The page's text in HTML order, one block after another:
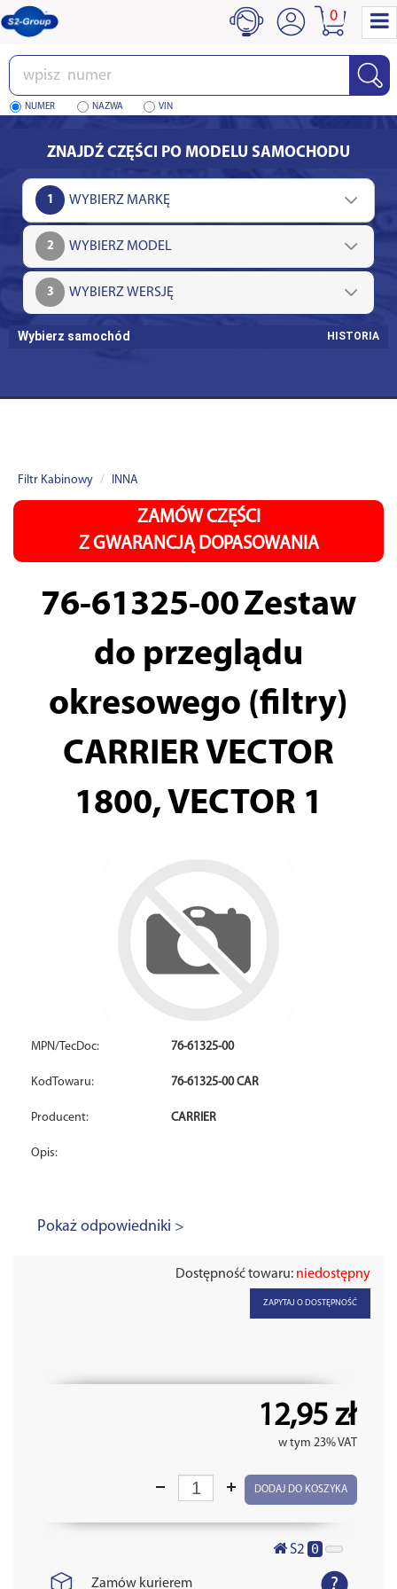
Wpisz
numer
NUMER NAZWA VIN
0
ZNAJDŹ CZĘŚCI PO MODELU SAMOCHODU
1
2
3
Wybierz samochód HISTORIA
Filtr Kabinowy INNA
ZAMÓW CZĘŚCI
Z GWARANCJĄ DOPASOWANIA
76-61325-00Zestaw
do przeglądu
okresowego (filtry)
CARRIER VECTOR
1800, VECTOR 1
MPN/TecDoc: 76-61325-00
KodTowaru: 76-61325-00 CAR
Producent: CARRIER
Opis:
Pokaż odpowiedniki >
Dostępność towaru: niedostępny
ZAPYTAJ O DOSTĘPNOŚĆ
12,95 zł
w tym 23% VAT
DODAJ DO KOSZYKA
S2 0
Zamów kurierem